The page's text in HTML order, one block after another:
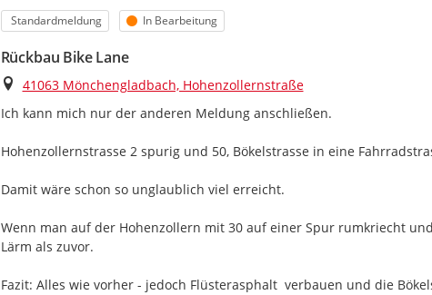
Kategorie
Standardmeldung Status
In Bearbeitung
Rückbau Bike Lane
Ort
41063 Mönchengladbach, Hohenzollernstraße
Ich kann mich nur der anderen Meldung anschließen.
Hohenzollernstrasse 2 spurig und 50, Bökelstrasse in eine
Damit wäre schon so unglaublich viel erreicht.
Wenn man auf der Hohenzollern mit 30 auf einer Spur rumkriecht
Lärm als zuvor.
Fazit: Alles wie vorher - jedoch Flüsterasphalt  verbauen und die